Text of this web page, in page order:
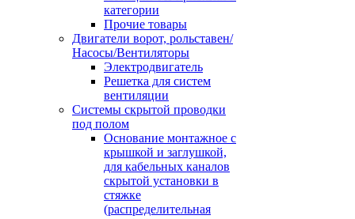
категории
Прочие товары
Двигатели ворот, рольставен/
Насосы/Вентиляторы
Электродвигатель
Решетка для систем
вентиляции
Системы скрытой проводки
под полом
Основание монтажное с
крышкой и заглушкой,
для кабельных каналов
скрытой установки в
стяжке
(распределительная